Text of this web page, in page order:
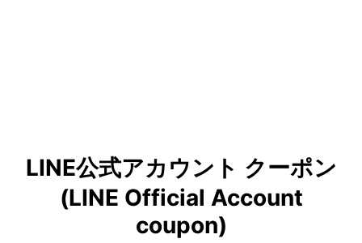
LINE公式アカウント クーポン
(LINE Official Account
coupon)